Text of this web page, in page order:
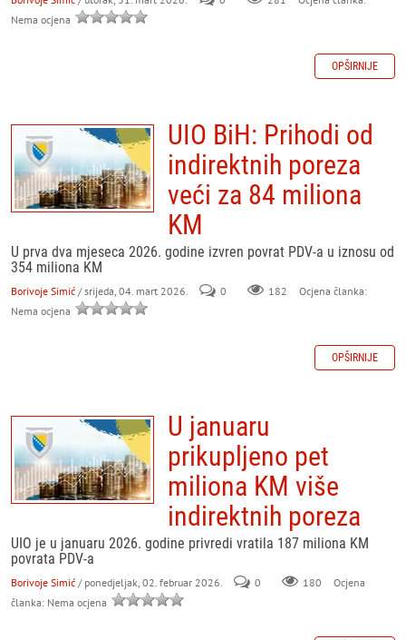
Nema ocjena
OPŠIRNIJE
UIO BiH: Prihodi od
indirektnih poreza
veći za 84 miliona
KM
U prva dva mjeseca 2026. godine izvren povrat PDV-a u iznosu od
354 miliona KM
Borivoje Simić / srijeda, 04. mart 2026. 0 182
Ocjena članka:
Nema ocjena
OPŠIRNIJE
U januaru
prikupljeno pet
miliona KM više
indirektnih poreza
UIO je u januaru 2026. godine privredi vratila 187 miliona KM
povrata PDV-a
Borivoje Simić / ponedjeljak, 02. februar 2026. 0 180
Ocjena
članka: Nema ocjena